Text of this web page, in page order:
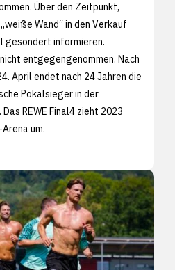
Über den Zeitpunkt,
Wand“ in den Verkauf
gesondert informieren.
entgegengenommen. Nach
April endet nach 24 Jahren die
Pokalsieger in der
REWE Final4 zieht 2023
um.